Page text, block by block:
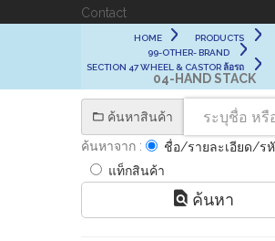
Contact
HOME
PRODUCTS
99-OTHER- BRAND
SECTION 47 WHEEL & CASTOR ล้อรถ
04-HAND STACK
ค้นหาสินค้า
ค้นหาจาก :
ชื่อ/รายละเอียด/ร
แท็กสินค้า
ค้นหา